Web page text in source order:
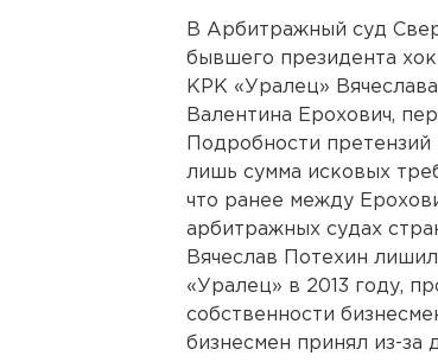
В Арбитражный суд
бывшего президента
КРК «Уралец»
Валентина Ерохович,
Подробности
лишь сумма исковых
что ранее между
арбитражных судах
Вячеслав Потехин
«Уралец» в 2013 году,
собственности
бизнесмен принял из-за